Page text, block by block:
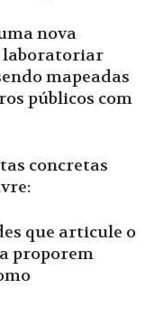
nova
laboratoriar
mapeadas
públicos com
concretas
que articule o
proporem